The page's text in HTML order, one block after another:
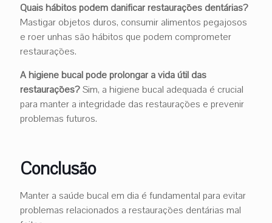
Quais hábitos podem danificar restaurações dentárias?
Mastigar objetos duros, consumir alimentos pegajosos
e roer unhas são hábitos que podem comprometer
restaurações.
A higiene bucal pode prolongar a vida útil das
restaurações?Sim, a higiene bucal adequada é crucial
para manter a integridade das restaurações e prevenir
problemas futuros.
Conclusão
Manter a saúde bucal em dia é fundamental para evitar
problemas relacionados a restaurações dentárias mal